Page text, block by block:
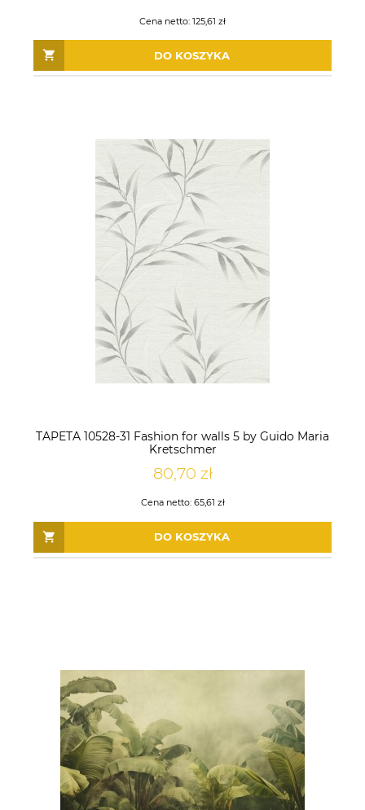
Cena netto: 125,61 zł
DO KOSZYKA
TAPETA 10528-31 Fashion for walls 5 by Guido Maria
Kretschmer
80,70 zł
Cena netto: 65,61 zł
DO KOSZYKA